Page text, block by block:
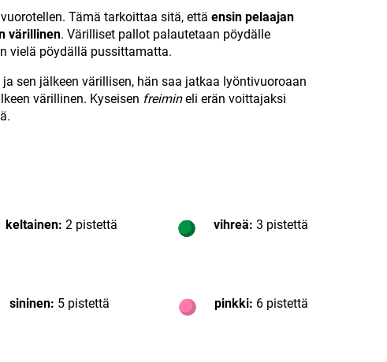
Tämä tarkoittaa sitä, että ensin pelaajan
värillinen. Värilliset pallot palautetaan pöydälle
vielä pöydällä pussittamatta.
sen jälkeen värillisen, hän saa jatkaa lyöntivuoroaan
värillinen. Kyseisen freimineli erän voittajaksi
keltainen: 2 pistettä vihreä: 3 pistettä
sininen: 5 pistettä pinkki: 6 pistettä